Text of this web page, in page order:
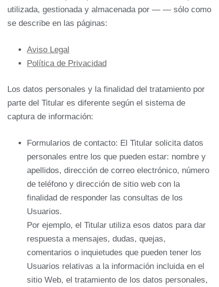
utilizada, gestionada y almacenada por — — sólo como
se describe en las páginas:
Aviso Legal
Política de Privacidad
Los datos personales y la finalidad del tratamiento por
parte del Titular es diferente según el sistema de
captura de información:
Formularios de contacto: El Titular solicita datos
personales entre los que pueden estar: nombre y
apellidos, dirección de correo electrónico, número
de teléfono y dirección de sitio web con la
finalidad de responder las consultas de los
Usuarios.
Por ejemplo, el Titular utiliza esos datos para dar
respuesta a mensajes, dudas, quejas,
comentarios o inquietudes que pueden tener los
Usuarios relativas a la información incluida en el
sitio Web, el tratamiento de los datos personales,